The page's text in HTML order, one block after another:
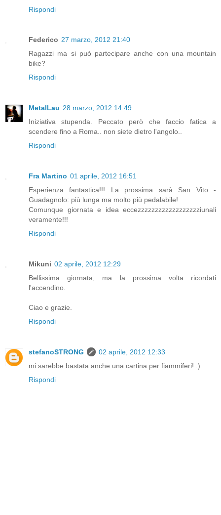
Rispondi
Federico 27 marzo, 2012 21:40
Ragazzi ma si può partecipare anche con una mountain
bike?
Rispondi
MetalLau 28 marzo, 2012 14:49
Iniziativa stupenda. Peccato però che faccio fatica a
scendere fino a Roma.. non siete dietro l'angolo..
Rispondi
Fra Martino 01 aprile, 2012 16:51
Esperienza fantastica!!! La prossima sarà San Vito -
Guadagnolo: più lunga ma molto più pedalabile!
Comunque giornata e idea eccezzzzzzzzzzzzzzzzzziunali
veramente!!!
Rispondi
Mikuni 02 aprile, 2012 12:29
Bellissima giornata, ma la prossima volta ricordati
l'accendino.
Ciao e grazie.
Rispondi
stefanoSTRONG
02 aprile, 2012 12:33
mi sarebbe bastata anche una cartina per fiammiferi! :)
Rispondi